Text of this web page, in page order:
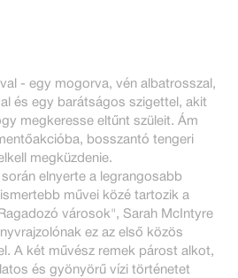
- egy mogorva, vén albatrosszal,
és egy barátságos szigettel, akit
megkeresse eltűnt szüleit. Ám
bosszantó tengeri
megküzdenie.
elnyerte a legrangosabb
művei közé tartozik a
városok", Sarah McIntyre
ez az első közös
A két művész remek párost alkot,
és gyönyörű vízi történetet